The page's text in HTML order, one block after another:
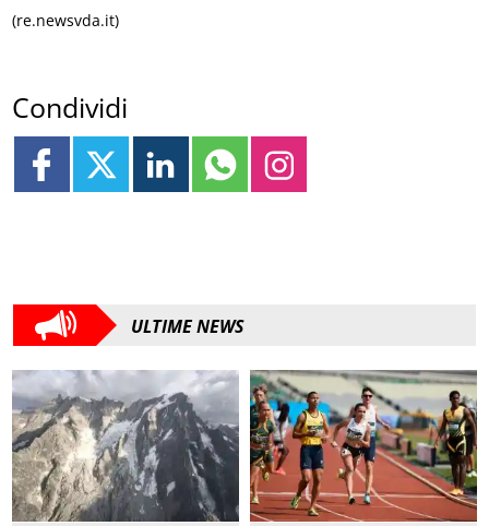
(re.newsvda.it)
Condividi
ULTIME NEWS